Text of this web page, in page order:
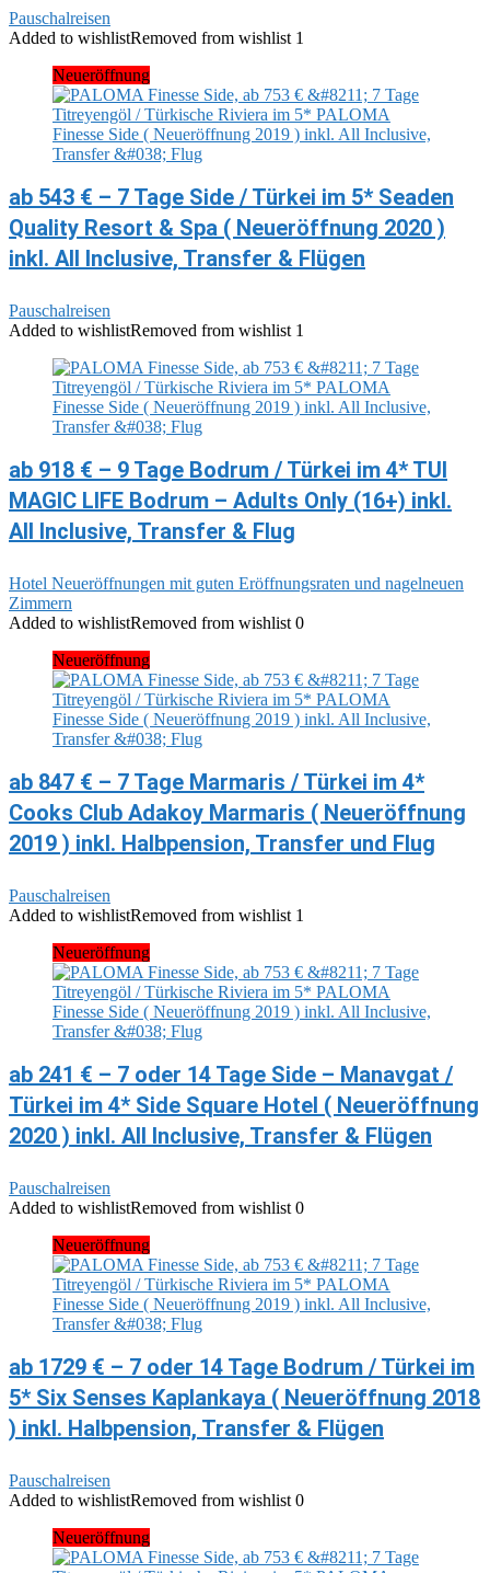
Pauschalreisen
Added to wishlistRemoved from wishlist 1
Neueröffnung
ab 543 € – 7 Tage Side / Türkei im 5* Seaden
Quality Resort & Spa ( Neueröffnung 2020 )
inkl. All Inclusive, Transfer & Flügen
Pauschalreisen
Added to wishlistRemoved from wishlist 1
ab 918 € – 9 Tage Bodrum / Türkei im 4* TUI
MAGIC LIFE Bodrum – Adults Only (16+) inkl.
All Inclusive, Transfer & Flug
Hotel Neueröffnungen mit guten Eröffnungsraten und nagelneuen
Zimmern
Added to wishlistRemoved from wishlist 0
Neueröffnung
ab 847 € – 7 Tage Marmaris / Türkei im 4*
Cooks Club Adakoy Marmaris ( Neueröffnung
2019 ) inkl. Halbpension, Transfer und Flug
Pauschalreisen
Added to wishlistRemoved from wishlist 1
Neueröffnung
ab 241 € – 7 oder 14 Tage Side – Manavgat /
Türkei im 4* Side Square Hotel ( Neueröffnung
2020 ) inkl. All Inclusive, Transfer & Flügen
Pauschalreisen
Added to wishlistRemoved from wishlist 0
Neueröffnung
ab 1729 € – 7 oder 14 Tage Bodrum / Türkei im
5* Six Senses Kaplankaya ( Neueröffnung 2018
) inkl. Halbpension, Transfer & Flügen
Pauschalreisen
Added to wishlistRemoved from wishlist 0
Neueröffnung